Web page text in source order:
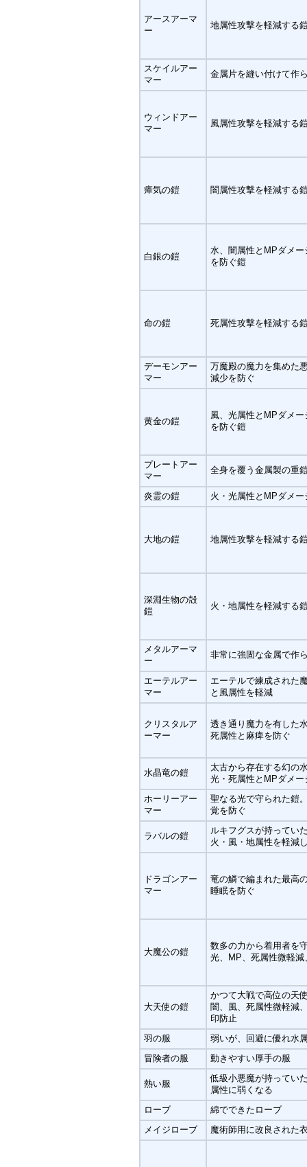
アースアーマ
ー
地属性攻撃を軽減する
スケイルアー
マー
金属片を縫い付けて作
ウィンドアー
マー
風属性攻撃を軽減する
瘴気の鎧 闇属性攻撃を軽減する
白銀の鎧
水、闇属性とMPダメ
を防ぐ鎧
命の鎧 死属性攻撃を軽減する
デーモンアー
マー
万魔殿の魔力を集めた
減少を防ぐ
黄金の鎧
風、光属性とMPダメ
を防ぐ鎧
プレートアー
マー
全身を覆う金属製の重
炎霊の鎧 火・光属性とMPダメー
大地の鎧 地属性攻撃を軽減する
深淵生物の殻
鎧
火・地属性を軽減する
メタルアーマ
ー
非常に強固な金属で作
エーテルアー
マー
エーテルで練成された
と風属性を軽減
クリスタルア
ーマー
透き通り魔力を有した
死属性と麻痺を防ぐ
水晶竜の鎧
太古から存在する幻の
光・死属性とMPダメ
ホーリーアー
マー
聖なる光で守られた鎧
覚を防ぐ
ラバルの鎧
ルキフグスが持ってい
火・風・地属性を軽減
ドラゴンアー
マー
竜の鱗で編まれた最高
睡眠を防ぐ
大魔公の鎧
数多の力から着用者を
光、MP、死属性微軽
大天使の鎧
かつて大戦で高位の天
闇、風、死属性微軽減
印防止
羽の服
弱いが、回避に優れ水
冒険者の服
動きやすい厚手の服
熱い服
低級小悪魔が持ってい
属性に弱くなる
ローブ
綿でできたローブ
メイジローブ
魔術師用に改良された